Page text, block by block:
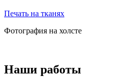
Печать на тканях
Фотография на холсте
Наши работы